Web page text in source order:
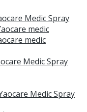
Medic Spray
medic
medic
Medic Spray
Medic Spray